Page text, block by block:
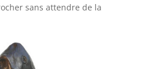
sans attendre de la